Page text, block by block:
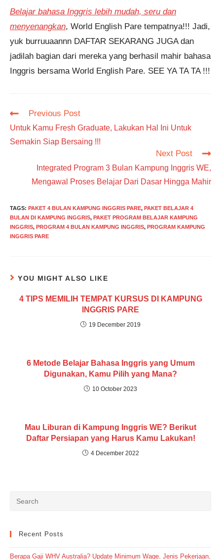
Belajar bahasa Inggris lebih mudah, seru dan
menyenangkan, World English Pare tempatnya!!! Jadi,
yuk burruuaannn DAFTAR SEKARANG JUGA dan
jadilah bagian dari mereka yang berhasil mahir bahasa
Inggris bersama World English Pare. SEE YA TA TA !!!
Read
articles
Previous Post
Untuk Kamu Fresh Graduate, Lakukan Hal Ini Untuk
Semakin Siap Bersaing !!!
Next Post
Integrated Program 3 Bulan Kampung Inggris WE,
Mengawal Proses Belajar Dari Dasar Hingga Mahir
TAGS: PAKET 4 BULAN KAMPUNG INGGRIS PARE, PAKET BELAJAR 4
BULAN DI KAMPUNG INGGRIS, PAKET PROGRAM BELAJAR KAMPUNG
INGGRIS, PROGRAM 4 BULAN KAMPUNG INGGRIS, PROGRAM KAMPUNG
INGGRIS PARE
YOU MIGHT ALSO LIKE
4 TIPS MEMILIH TEMPAT KURSUS DI KAMPUNG
INGGRIS PARE
19 December 2019
6 Metode Belajar Bahasa Inggris yang Umum
Digunakan, Kamu Pilih yang Mana?
10 October 2023
Mau Liburan di Kampung Inggris WE? Berikut
Daftar Persiapan yang Harus Kamu Lakukan!
4 December 2022
Recent Posts
Berapa Gaji WHV Australia? Update Minimum Wage, Jenis Pekerjaan,